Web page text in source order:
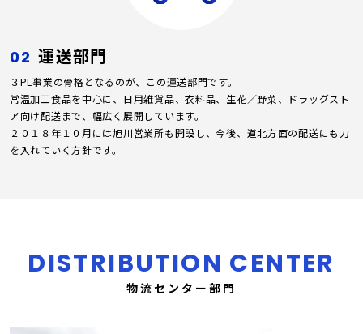
02 運送部門
３PL事業の骨格となるのが、この運送部門です。
常温加工食品を中心に、日用雑貨品、衣料品、生花／野菜、ドラッグスト
ア向け配送まで、幅広く展開しています。
２０１８年１０月には旭川営業所も開設し、今後、道北方面の配送にも力
を入れていく方針です。
DISTRIBUTION CENTER
物流センター部門